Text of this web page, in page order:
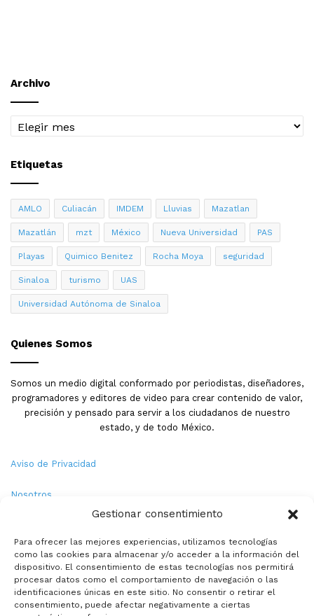
Gestionar consentimiento
Para ofrecer las mejores experiencias, utilizamos tecnologías
como las cookies para almacenar y/o acceder a la información del
dispositivo. El consentimiento de estas tecnologías nos permitirá
procesar datos como el comportamiento de navegación o las
identificaciones únicas en este sitio. No consentir o retirar el
consentimiento, puede afectar negativamente a ciertas
Archivo
Archivo
Etiquetas
AMLO Culiacán IMDEM Lluvias Mazatlan
Mazatlán mzt México Nueva Universidad PAS
Playas Quimico Benitez Rocha Moya seguridad
Sinaloa turismo UAS
Universidad Autónoma de Sinaloa
Quienes Somos
Somos un medio digital conformado por periodistas, diseñadores,
programadores y editores de video para crear contenido de valor,
precisión y pensado para servir a los ciudadanos de nuestro
estado, y de todo México.
Aviso de Privacidad
Nosotros
Política de Cookies
Contacto